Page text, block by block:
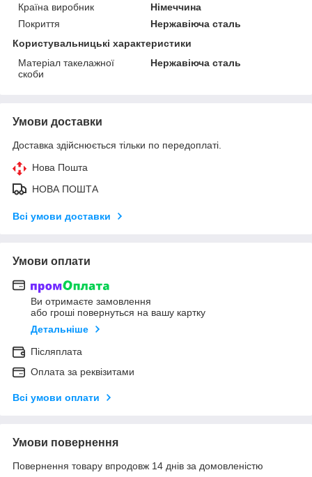
Країна виробник
Німеччина
Покриття
Нержавіюча сталь
Користувальницькі характеристики
Матеріал такелажної
скоби
Нержавіюча сталь
Умови доставки
Доставка здійснюється тільки по передоплаті.
Нова Пошта
НОВА ПОШТА
Всі умови доставки
Умови оплати
Ви отримаєте замовлення
або гроші повернуться на вашу картку
Детальніше
Післяплата
Оплата за реквізитами
Всі умови оплати
Умови повернення
Повернення товару впродовж 14 днів за домовленістю